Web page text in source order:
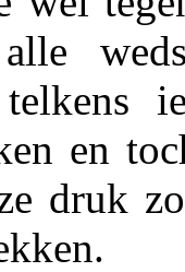
en
druk